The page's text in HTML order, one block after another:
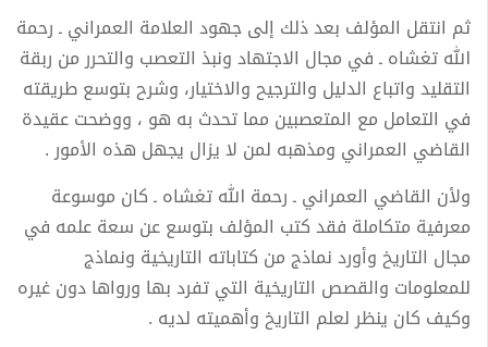
ثم انتقل المؤلف بعد ذلك إلى جهود العلامة العمراني ـ رحمة
الله تغشاه ـ في مجال الاجتهاد ونبذ التعصب والتحرر من ربقة
التقليد واتباع الدليل والترجيح والاختيار، وشرح بتوسع طريقته
في التعامل مع المتعصبين مما تحدث به هو ، ووضحت عقيدة
القاضي العمراني ومذهبه لمن لا يزال يجهل هذه الأمور .
ولأن القاضي العمراني ـ رحمة الله تغشاه ـ كان موسوعة
معرفية متكاملة فقد كتب المؤلف بتوسع عن سعة علمه في
مجال التاريخ وأورد نماذج من كتاباته التاريخية ونماذج
للمعلومات والقصص التاريخية التي تفرد بها ورواها دون غيره
وكيف كان ينظر لعلم التاريخ وأهميته لديه .